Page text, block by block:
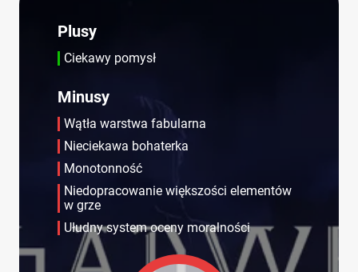
Plusy
Ciekawy pomysł
Minusy
Wątła warstwa fabularna
Nieciekawa bohaterka
Monotonność
Niedopracowanie większości elementów
w grze
Ułudny system oceny moralności